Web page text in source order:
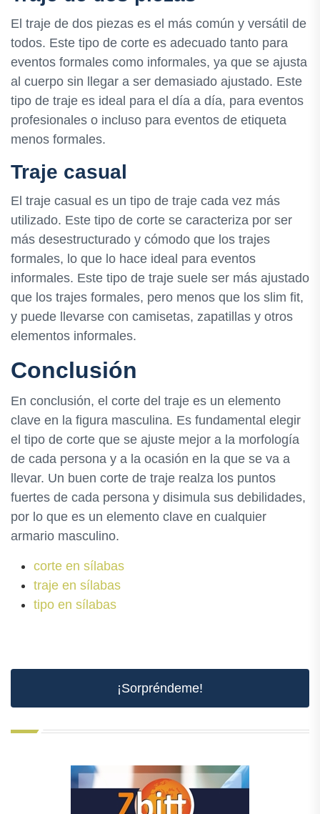
El traje de dos piezas es el más común y versátil de
todos. Este tipo de corte es adecuado tanto para
eventos formales como informales, ya que se ajusta
al cuerpo sin llegar a ser demasiado ajustado. Este
tipo de traje es ideal para el día a día, para eventos
profesionales o incluso para eventos de etiqueta
menos formales.
Traje casual
El traje casual es un tipo de traje cada vez más
utilizado. Este tipo de corte se caracteriza por ser
más desestructurado y cómodo que los trajes
formales, lo que lo hace ideal para eventos
informales. Este tipo de traje suele ser más ajustado
que los trajes formales, pero menos que los slim fit,
y puede llevarse con camisetas, zapatillas y otros
elementos informales.
Conclusión
En conclusión, el corte del traje es un elemento
clave en la figura masculina. Es fundamental elegir
el tipo de corte que se ajuste mejor a la morfología
de cada persona y a la ocasión en la que se va a
llevar. Un buen corte de traje realza los puntos
fuertes de cada persona y disimula sus debilidades,
por lo que es un elemento clave en cualquier
armario masculino.
corte en sílabas
traje en sílabas
tipo en sílabas
¡Sorpréndeme!